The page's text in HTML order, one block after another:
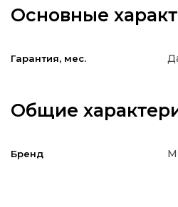
Основные
Гарантия, мес.
Общие
Бренд